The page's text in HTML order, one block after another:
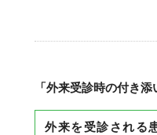
「外来受診時の付き
外来を受診される